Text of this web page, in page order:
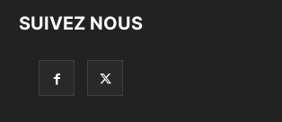
SUIVEZ NOUS